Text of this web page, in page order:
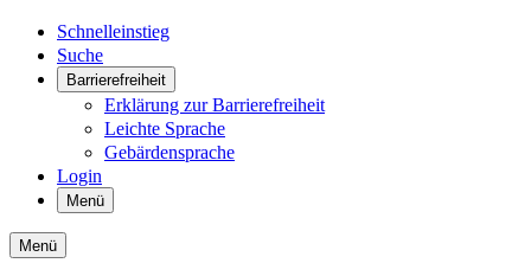
Schnelleinstieg
Suche
Barrierefreiheit
Erklärung zur Barrierefreiheit
Leichte Sprache
Gebärdensprache
Login
Menü
Menü